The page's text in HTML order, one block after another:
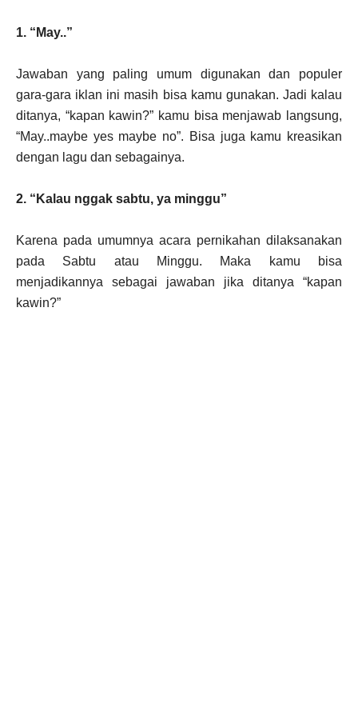
1. “May..”
Jawaban yang paling umum digunakan dan populer
gara-gara iklan ini masih bisa kamu gunakan. Jadi kalau
ditanya, “kapan kawin?” kamu bisa menjawab langsung,
“May..maybe yes maybe no”. Bisa juga kamu kreasikan
dengan lagu dan sebagainya.
2. “Kalau nggak sabtu, ya minggu”
Karena pada umumnya acara pernikahan dilaksanakan
pada Sabtu atau Minggu. Maka kamu bisa
menjadikannya sebagai jawaban jika ditanya “kapan
kawin?”